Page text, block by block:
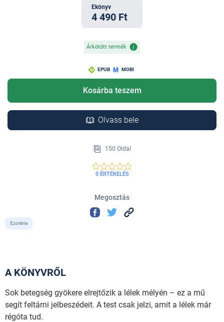
Ekönyv
4 490 Ft
Árkötött termék
EPUB MOBI
Kosárba teszem
Olvass bele
150 Oldal
0 ÉRTÉKELÉS
Megosztás
Ezotéria
A KÖNYVRŐL
Sok betegség gyökere elrejtőzik a lélek mélyén – ez a mű
segít feltárni jelbeszédeit. A test csak jelzi, amit a lélek már
régóta tud.